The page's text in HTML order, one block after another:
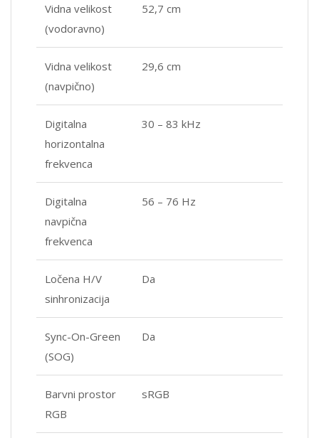
Vidna velikost
(vodoravno)
52,7 cm
Vidna velikost
(navpično)
29,6 cm
Digitalna
horizontalna
frekvenca
30 – 83 kHz
Digitalna
navpična
frekvenca
56 – 76 Hz
Ločena H/V
sinhronizacija
Da
Sync-On-Green
(SOG)
Da
Barvni prostor
RGB
sRGB